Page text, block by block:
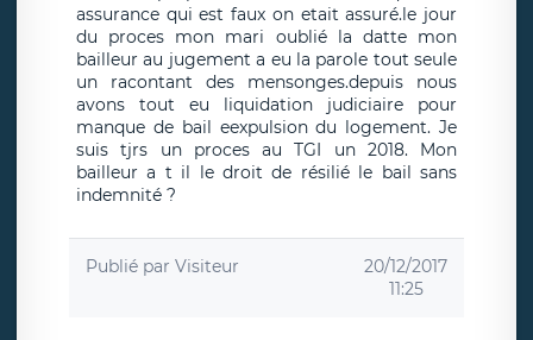
assurance qui est faux on etait assuré.le jour
du proces mon mari oublié la datte mon
bailleur au jugement a eu la parole tout seule
un racontant des mensonges.depuis nous
avons tout eu liquidation judiciaire pour
manque de bail eexpulsion du logement. Je
suis tjrs un proces au TGI un 2018. Mon
bailleur a t il le droit de résilié le bail sans
indemnité ?
Publié par Visiteur
20/12/2017
11:25